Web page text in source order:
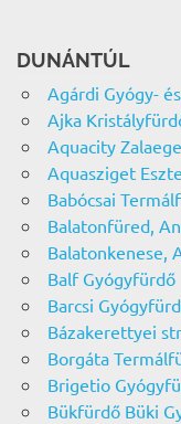
DUNÁNTÚL
Agárdi Gyógy-
Ajka
Aquacity
Aquasziget
Babócsai
Balatonfüred,
Balatonkenese,
Balf Gyógyfürdő
Barcsi
Bázakerettyei
Borgáta
Brigetio
Bükfürdő Büki